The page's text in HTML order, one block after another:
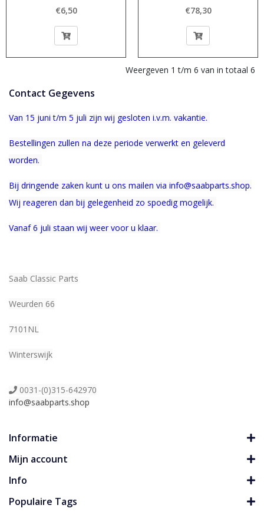
€6,50 €78,30
Weergeven 1 t/m 6 van in totaal 6
Contact Gegevens
Van 15 juni t/m 5 juli zijn wij gesloten i.v.m. vakantie.
Bestellingen zullen na deze periode verwerkt en geleverd
worden.
Bij dringende zaken kunt u ons mailen via info@saabparts.shop.
Wij reageren dan bij gelegenheid zo spoedig mogelijk.
Vanaf 6 juli staan wij weer voor u klaar.
Saab Classic Parts
Weurden 66
7101NL
Winterswijk
0031-(0)315-642970
info@saabparts.shop
Informatie
Mijn account
Info
Populaire Tags